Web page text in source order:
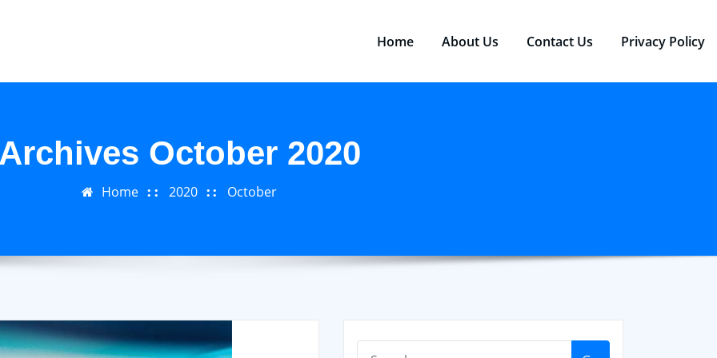
Home About Us Contact Us Privacy Policy
Archives October 2020
Home 2020 October